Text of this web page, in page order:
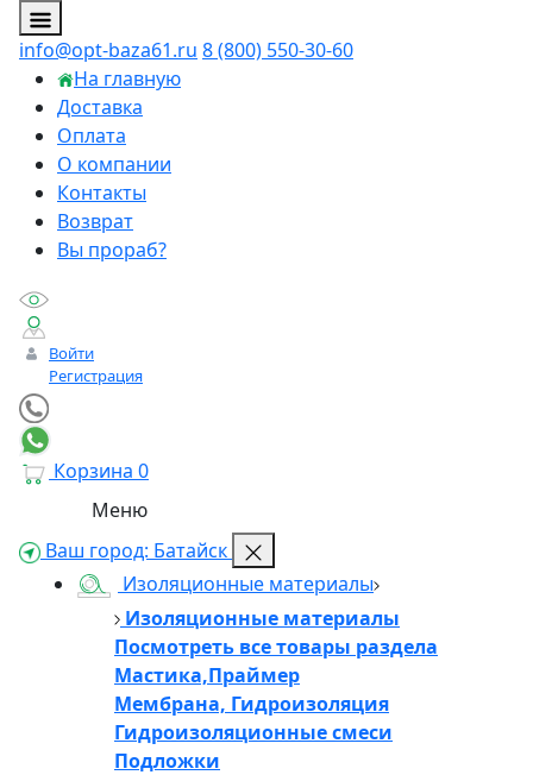
info@opt-baza61.ru 8 (800) 550-30-60
На главную
Доставка
Оплата
О компании
Контакты
Возврат
Вы прораб?
Войти
Регистрация
Корзина 0
Меню
Ваш город: Батайск
Изоляционные материалы
Изоляционные материалы
Посмотреть все товары раздела
Мастика,Праймер
Мембрана, Гидроизоляция
Гидроизоляционные смеси
Подложки